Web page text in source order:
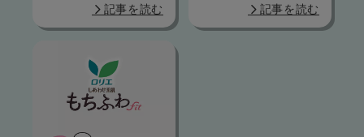
記事を読む 記事を読む